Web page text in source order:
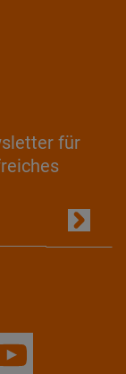
für